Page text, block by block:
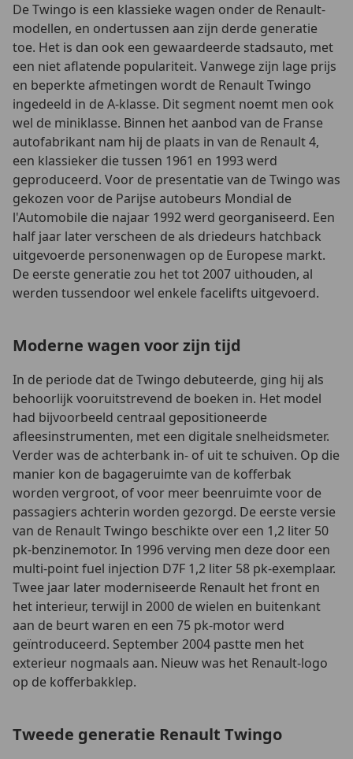
De Twingo is een klassieke wagen onder de Renault-
modellen, en ondertussen aan zijn derde generatie
toe. Het is dan ook een gewaardeerde stadsauto, met
een niet aflatende populariteit. Vanwege zijn lage prijs
en beperkte afmetingen wordt de Renault Twingo
ingedeeld in de A-klasse. Dit segment noemt men ook
wel de miniklasse. Binnen het aanbod van de Franse
autofabrikant nam hij de plaats in van de Renault 4,
een klassieker die tussen 1961 en 1993 werd
geproduceerd. Voor de presentatie van de Twingo was
gekozen voor de Parijse autobeurs Mondial de
l'Automobile die najaar 1992 werd georganiseerd. Een
half jaar later verscheen de als driedeurs hatchback
uitgevoerde personenwagen op de Europese markt.
De eerste generatie zou het tot 2007 uithouden, al
werden tussendoor wel enkele facelifts uitgevoerd.
Moderne wagen voor zijn tijd
In de periode dat de Twingo debuteerde, ging hij als
behoorlijk vooruitstrevend de boeken in. Het model
had bijvoorbeeld centraal gepositioneerde
afleesinstrumenten, met een digitale snelheidsmeter.
Verder was de achterbank in- of uit te schuiven. Op die
manier kon de bagageruimte van de kofferbak
worden vergroot, of voor meer beenruimte voor de
passagiers achterin worden gezorgd. De eerste versie
van de Renault Twingo beschikte over een 1,2 liter 50
pk-benzinemotor. In 1996 verving men deze door een
multi-point fuel injection D7F 1,2 liter 58 pk-exemplaar.
Twee jaar later moderniseerde Renault het front en
het interieur, terwijl in 2000 de wielen en buitenkant
aan de beurt waren en een 75 pk-motor werd
geïntroduceerd. September 2004 pastte men het
exterieur nogmaals aan. Nieuw was het Renault-logo
op de kofferbakklep.
Tweede generatie Renault Twingo